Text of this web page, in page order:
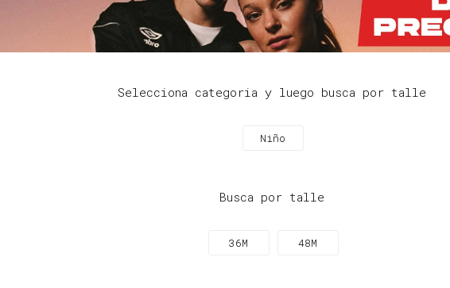
Selecciona categoria y luego busca por talle
Niño
Busca por talle
36M 48M